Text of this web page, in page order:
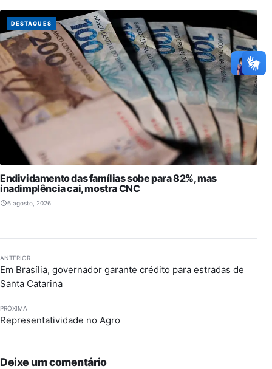
DESTAQUES
Endividamento das famílias sobe para 82%, mas
inadimplência cai, mostra CNC
6 agosto, 2026
ANTERIOR
Em Brasília, governador garante crédito para estradas de
Santa Catarina
PRÓXIMA
Representatividade no Agro
Deixe um comentário